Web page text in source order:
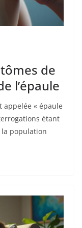
de
l’épaule
appelée « épaule
étant
population